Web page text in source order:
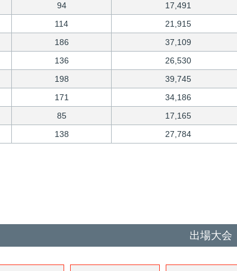
94 17,491
114 21,915
186 37,109
136 26,530
198 39,745
171 34,186
85 17,165
138 27,784
出場大会